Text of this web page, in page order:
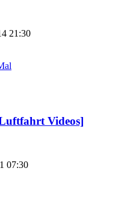
21:30
Videos]
07:30